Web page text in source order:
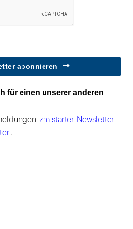
abonnieren
für einen unserer anderen
zm starter-Newsletter
.